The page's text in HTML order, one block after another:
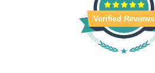
Verified Reviews